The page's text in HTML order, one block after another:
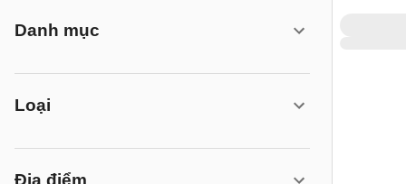
Danh mục
Loại
Địa điểm